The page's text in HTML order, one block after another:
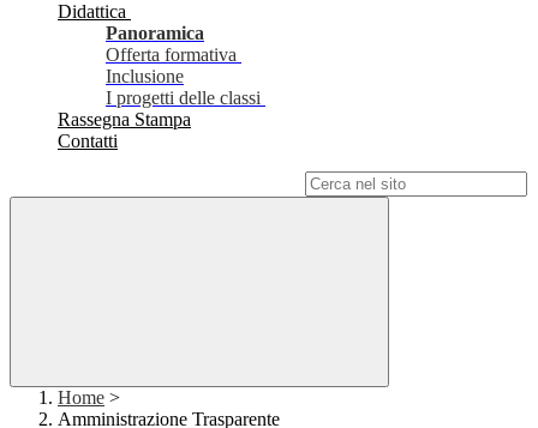
Didattica
Panoramica
Offerta formativa
Inclusione
I progetti delle classi
Rassegna Stampa
Contatti
Home >
Amministrazione Trasparente